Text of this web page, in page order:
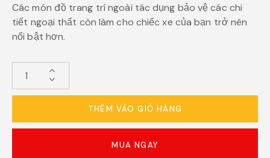
Các món đồ trang trí ngoài tác dụng bảo vệ các chi
tiết ngoại thất còn làm cho chiếc xe của bạn trở nên
nổi bật hơn.
THÊM VÀO GIỎ HÀNG
MUA NGAY